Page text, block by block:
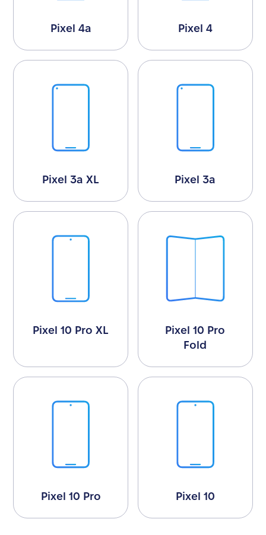
Pixel 4a Pixel 4
Pixel 3a XL Pixel 3a
Pixel 10 Pro XL
Pixel 10 Pro
Fold
Pixel 10 Pro Pixel 10